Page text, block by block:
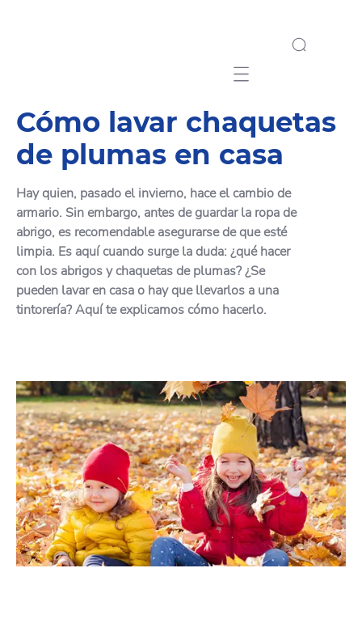
Mobile navigation
Cómo lavar chaquetas
de plumas en casa
Hay quien, pasado el invierno, hace el cambio de
armario. Sin embargo, antes de guardar la ropa de
abrigo, es recomendable asegurarse de que esté
limpia. Es aquí cuando surge la duda: ¿qué hacer
con los abrigos y chaquetas de plumas? ¿Se
pueden lavar en casa o hay que llevarlos a una
tintorería? Aquí te explicamos cómo hacerlo.